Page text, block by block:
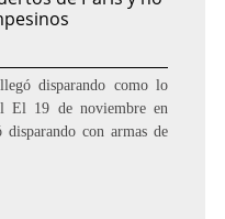
disparando como lo
El 19 de noviembre en
con armas de